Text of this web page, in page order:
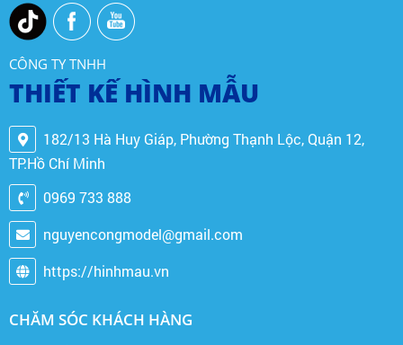
CÔNG TY TNHH
THIẾT KẾ HÌNH MẪU
182/13 Hà Huy Giáp, Phường Thạnh Lộc, Quận 12,
TP.Hồ Chí Minh
0969 733 888
nguyencongmodel@gmail.com
https://hinhmau.vn
CHĂM SÓC KHÁCH HÀNG